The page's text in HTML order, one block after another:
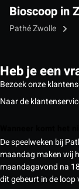
Bioscoop in
Pathé Zwolle
Heb je een
Bezoek onze
Naar de
De speelweken bij
maandag maken wij
maandagavond na
dit gebeurt in de loop